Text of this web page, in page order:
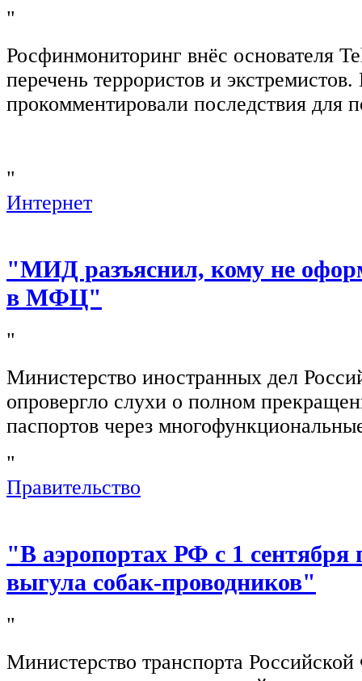
"
Росфинмониторинг внёс основателя
перечень террористов и
прокомментировали последствия для
"
Интернет
"МИД разъяснил, кому не
в МФЦ"
"
Министерство иностранных дел
опровергло слухи о полном
паспортов через
"
Правительство
"В аэропортах РФ с 1 сентября
выгула собак-проводников"
"
Министерство транспорта